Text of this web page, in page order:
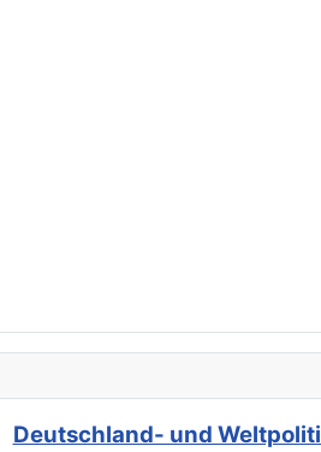
Deutschland- und